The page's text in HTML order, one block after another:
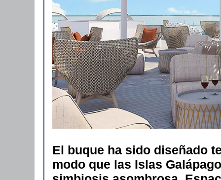
El buque ha sido diseñado
modo que las Islas